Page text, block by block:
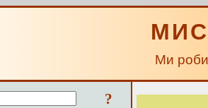
Ми
?